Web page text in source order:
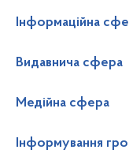
Інформаційна
Видавнича сфера
Медійна сфера
Інформування